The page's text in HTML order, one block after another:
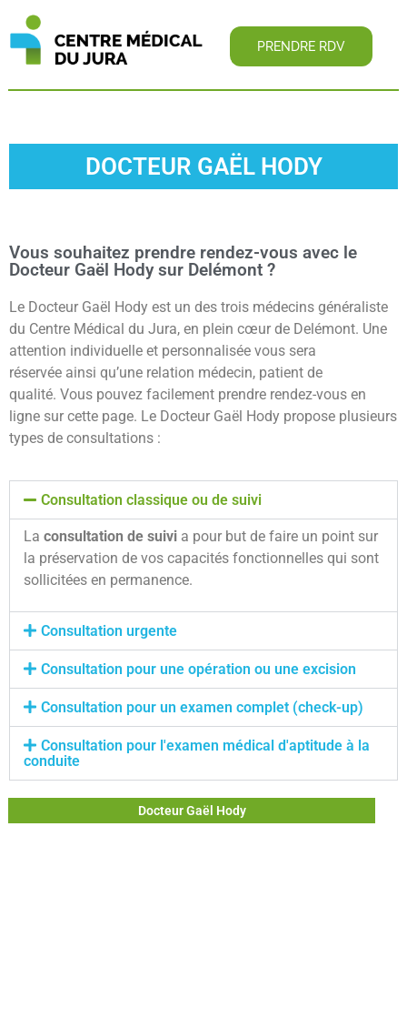
PRENDRE RDV
DOCTEUR GAËL HODY
Vous souhaitez prendre rendez-vous avec le
Docteur Gaël Hody sur Delémont ?
Le Docteur Gaël Hody est un des trois médecins généraliste
du Centre Médical du Jura, en plein cœur de Delémont. Une
attention individuelle et personnalisée vous sera
réservée ainsi qu’une relation médecin, patient de
qualité. Vous pouvez facilement prendre rendez-vous en
ligne sur cette page. Le Docteur Gaël Hody propose plusieurs
types de consultations :
Consultation classique ou de suivi
La consultation de suivi a pour but de faire un point sur
la préservation de vos capacités fonctionnelles qui sont
sollicitées en permanence.
Consultation urgente
Consultation pour une opération ou une excision
Consultation pour un examen complet (check-up)
Consultation pour l'examen médical d'aptitude à la
conduite
Docteur Gaël Hody